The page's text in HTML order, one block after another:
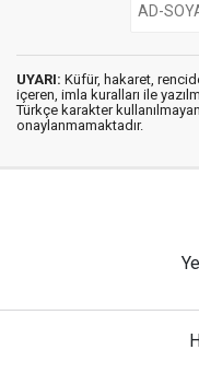
UYARI: Küfür, hakaret,
içeren, imla kuralları ile
Türkçe karakter
onaylanmamaktadır.